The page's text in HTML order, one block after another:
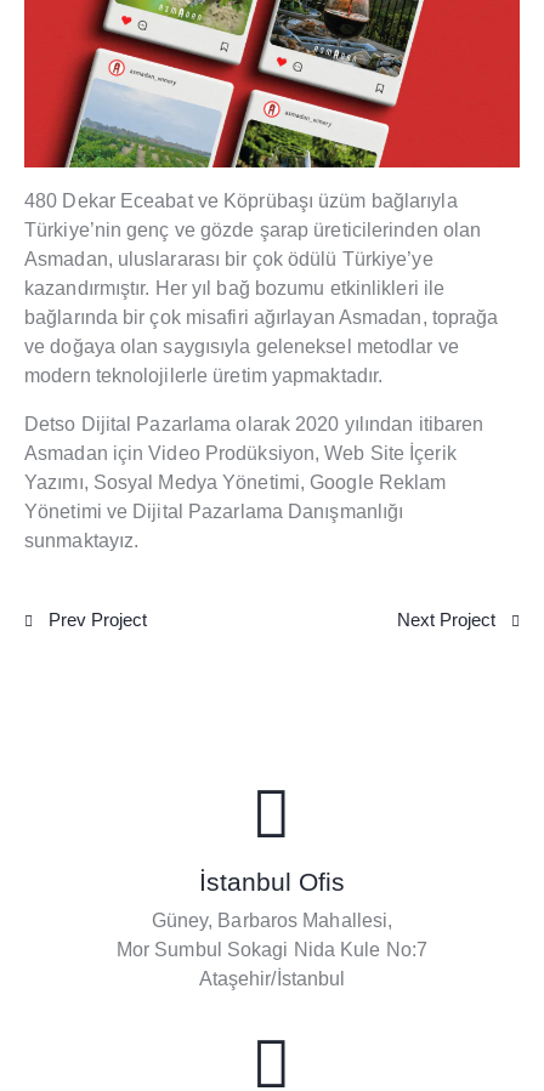
480 Dekar Eceabat ve Köprübaşı üzüm bağlarıyla
Türkiye’nin genç ve gözde şarap üreticilerinden olan
Asmadan, uluslararası bir çok ödülü Türkiye’ye
kazandırmıştır. Her yıl bağ bozumu etkinlikleri ile
bağlarında bir çok misafiri ağırlayan Asmadan, toprağa
ve doğaya olan saygısıyla geleneksel metodlar ve
modern teknolojilerle üretim yapmaktadır.
Detso Dijital Pazarlama olarak 2020 yılından itibaren
Asmadan için Video Prodüksiyon, Web Site İçerik
Yazımı, Sosyal Medya Yönetimi, Google Reklam
Yönetimi ve Dijital Pazarlama Danışmanlığı
sunmaktayız.
Prev Project Next Project
İstanbul Ofis
Güney, Barbaros Mahallesi,
Mor Sumbul Sokagi Nida Kule No:7
Ataşehir/İstanbul